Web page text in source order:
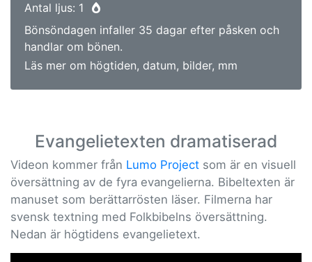
Antal ljus: 1
Bönsöndagen infaller 35 dagar efter påsken och
handlar om bönen.
Läs mer om högtiden, datum, bilder, mm
Evangelietexten dramatiserad
Videon kommer från Lumo Project som är en visuell
översättning av de fyra evangelierna. Bibeltexten är
manuset som berättarrösten läser. Filmerna har
svensk textning med Folkbibelns översättning.
Nedan är högtidens evangelietext.